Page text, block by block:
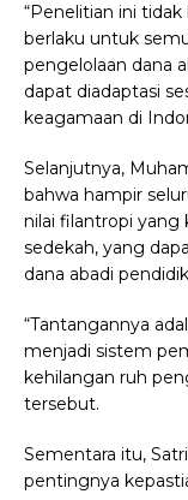
“Penelitian ini
berlaku untuk
pengelolaan dana
dapat diadaptasi
keagamaan di
Selanjutnya,
bahwa hampir
nilai filantropi yang
sedekah, yang
dana abadi
“Tantangannya
menjadi sistem
kehilangan ruh
tersebut.
Sementara itu,
pentingnya